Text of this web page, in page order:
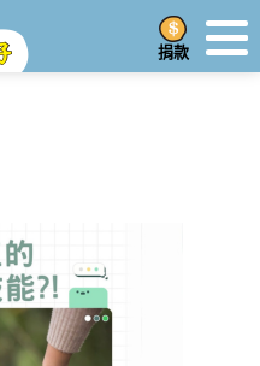
捐款